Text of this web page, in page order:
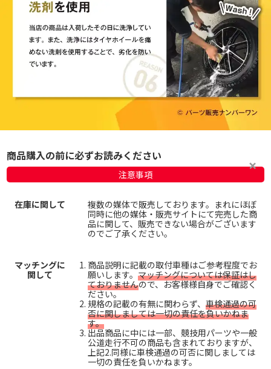
商品購入の前に必ずお読みください
注意事項
在庫に関して
複数の媒体で販売しております。まれにほぼ
同時に他の媒体・販売サイトにて完売した商
品に関して、販売できない場合がございます
のでご了承ください。
マッチングに
関して
商品説明に記載の取付車種はご参考程度でお
願いします。 マッチングについては保証はし
ておりませんので、お客様様自身でご確認く
ださい。
規格の記載の有無に関わらず、 車検通過の可
否に関しましては一切の責任を負いかねま
す。
出品商品に中には一部、競技用パーツや一般
公道走行不可の商品も含まれておりますが、
上記2.同様に車検通過の可否に関しましては
一切の責任を負いかねます。